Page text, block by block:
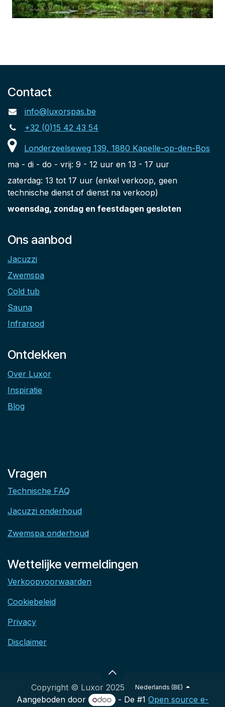
Contact
info@luxorspas.be
+32 (0)15 42 43 54
Londerzeelseweg 139, 1880 Kapelle-op-den-Bos
ma - di - do - vrij: 9 - 12 uur en 13 - 17 uur
zaterdag: 13 tot 17 uur (enkel verkoop, geen
technische dienst of dienst na verkoop)
woensdag, zondag en feestdagen gesloten
Ons aanbod
Jacuzzi
Zwemspa
Cold tub
Sauna
Infrarood
Ontdekken
Over Luxor
Inspiratie
Blog
Vragen
Technische FAQ
Jacuzzi onderhoud
Zwemspa onderhoud
Wettelijke vermeldingen
Verkoopvoorwaarden
Cookiebeleid
Privacy
Disclaimer
Copyright © Luxor 2025 Nederlands (BE)
Aangeboden door - De #1Open source e-